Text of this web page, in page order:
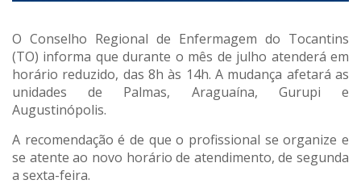
O Conselho Regional de Enfermagem do Tocantins
(TO) informa que durante o mês de julho atenderá em
horário reduzido, das 8h às 14h. A mudança afetará as
unidades de Palmas, Araguaína, Gurupi e
Augustinópolis.
A recomendação é de que o profissional se organize e
se atente ao novo horário de atendimento, de segunda
a sexta-feira.